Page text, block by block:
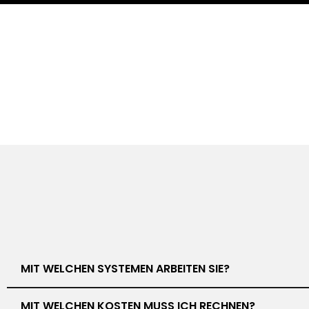
MIT WELCHEN SYSTEMEN ARBEITEN SIE?
MIT WELCHEN KOSTEN MUSS ICH RECHNEN?